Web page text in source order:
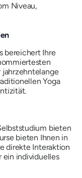
Niveau,
bereichert Ihre
jahrzehntelange
Yoga
bieten
bieten Ihnen in
direkte Interaktion
ein individuelles